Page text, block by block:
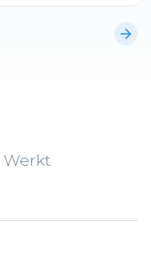
arrow_forward
Werkt